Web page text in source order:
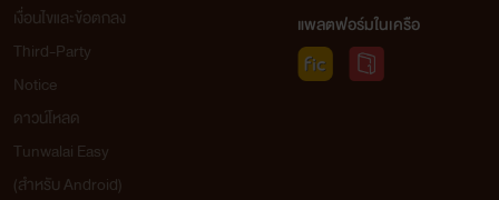
เงื่อนไขและข้อตกลง
Third-Party
Notice
ดาวน์โหลด
Tunwalai Easy
(สำหรับ Android)
แพลตฟอร์มในเครือ